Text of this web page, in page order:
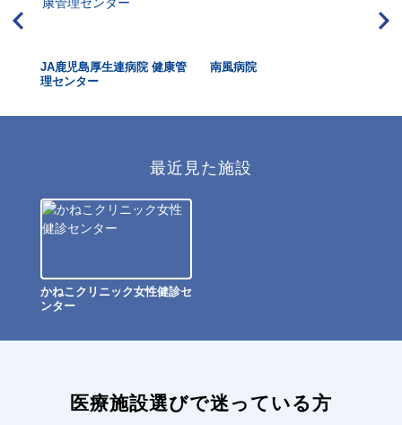
JA鹿児島厚生連病院 健康管
理センター
南風病院
最近見た施設
かねこクリニック女性健診セ
ンター
医療施設選びで迷っている方